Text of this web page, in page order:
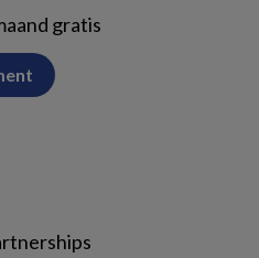
gratis